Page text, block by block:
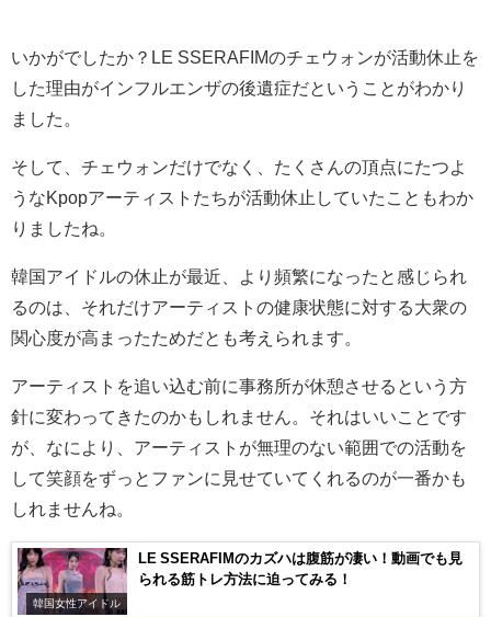
いかがでしたか？LE SSERAFIMのチェウォンが活動休止を
した理由がインフルエンザの後遺症だということがわかり
ました。
そして、チェウォンだけでなく、たくさんの頂点にたつよ
うなKpopアーティストたちが活動休止していたこともわか
りましたね。
韓国アイドルの休止が最近、より頻繁になったと感じられ
るのは、それだけアーティストの健康状態に対する大衆の
関心度が高まったためだとも考えられます。
アーティストを追い込む前に事務所が休憩させるという方
針に変わってきたのかもしれません。それはいいことです
が、なにより、アーティストが無理のない範囲での活動を
して笑顔をずっとファンに見せていてくれるのが一番かも
しれませんね。
韓国女性アイドル
LE SSERAFIMのカズハは腹筋が凄い！動画でも見
られる筋トレ方法に迫ってみる！